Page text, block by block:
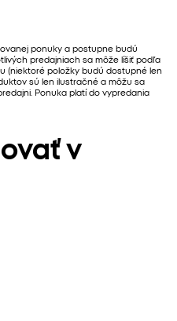
ponuky a postupne budú
predajniach sa môže líšiť podľa
(niektoré položky budú dostupné len
sú len ilustračné a môžu sa
Ponuka platí do vypredania
v